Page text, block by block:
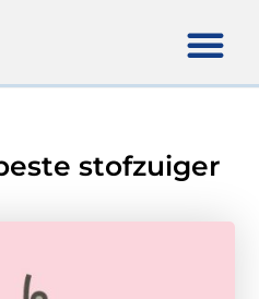
stofzuiger